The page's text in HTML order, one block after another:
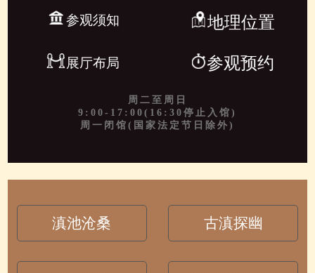
参观须知 地理位置
展厅布局 参观预约
周二至周日
9:00-17:00(16:30停止入馆)
周一闭馆(国家法定节日除外)
滇池沧桑 古滇探幽